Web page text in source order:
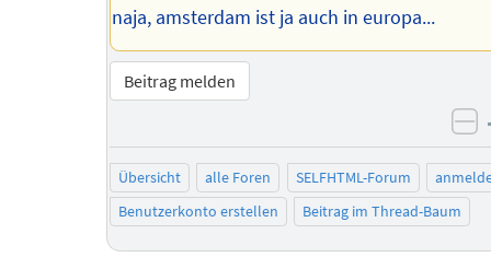
naja, amsterdam ist ja auch in europa...
Beitrag melden
Übersicht alle Foren SELFHTML-Forum
Benutzerkonto erstellen
Beitrag im Thread-Baum